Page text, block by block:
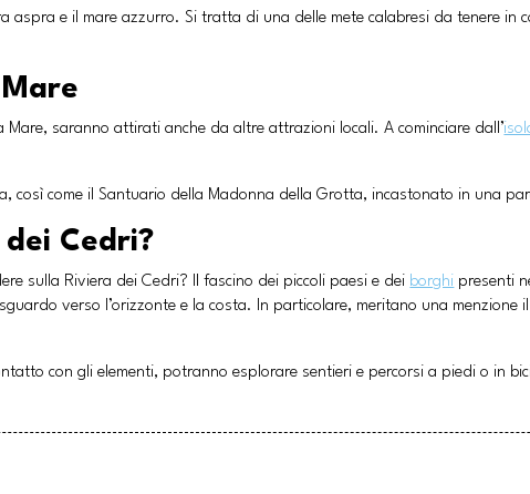
aspra e il mare azzurro. Si tratta di una delle mete calabresi da tenere in
saranno attirati anche da altre attrazioni locali. A cominciare dall’
così come il Santuario della Madonna della Grotta, incastonato in una
Cedri?
sulla Riviera dei Cedri? Il fascino dei piccoli paesi e dei borghi presenti
verso l’orizzonte e la costa. In particolare, meritano una menzione
con gli elementi, potranno esplorare sentieri e percorsi a piedi o in